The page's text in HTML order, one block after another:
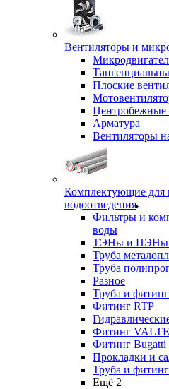
Вентиляторы и
Плоские
Центробежные
Арматура
Вентиляторы
Комплектующие для
водоотведения
Фильтры и
воды
ТЭНы и ПЭНы
Труба
Труба
Разное
Труба и
Фитинг RTP
Фитинг
Фитинг Bugatti
Прокладки и
Труба и
Ещё 2